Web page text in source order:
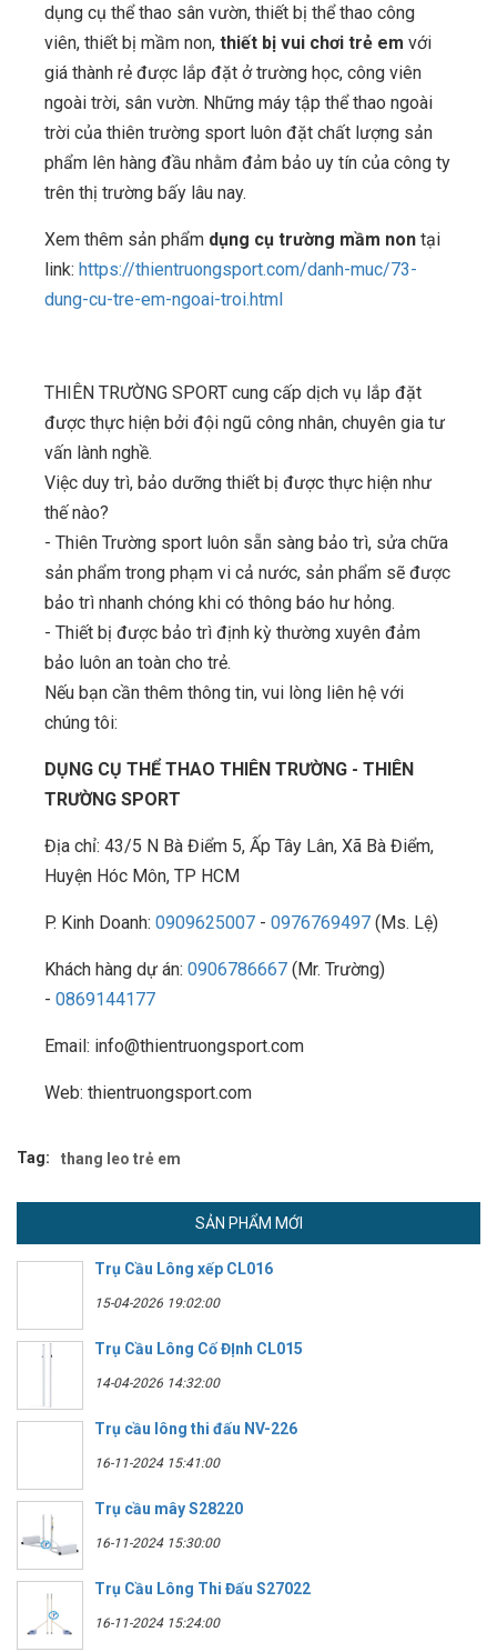
dụng cụ thể thao sân vườn, thiết bị thể thao công
viên, thiết bị mầm non, thiết bị vui chơi trẻ em với
giá thành rẻ được lắp đặt ở trường học, công viên
ngoài trời, sân vườn. Những máy tập thể thao ngoài
trời của thiên trường sport luôn đặt chất lượng sản
phẩm lên hàng đầu nhằm đảm bảo uy tín của công ty
trên thị trường bấy lâu nay.
Xem thêm sản phẩm dụng cụ trường mầm non tại
link: https://thientruongsport.com/danh-muc/73-
dung-cu-tre-em-ngoai-troi.html
THIÊN TRƯỜNG SPORT cung cấp dịch vụ lắp đặt
được thực hiện bởi đội ngũ công nhân, chuyên gia tư
vấn lành nghề.
Việc duy trì, bảo dưỡng thiết bị được thực hiện như
thế nào?
- Thiên Trường sport luôn sẵn sàng bảo trì, sửa chữa
sản phẩm trong phạm vi cả nước, sản phẩm sẽ được
bảo trì nhanh chóng khi có thông báo hư hỏng.
- Thiết bị được bảo trì định kỳ thường xuyên đảm
bảo luôn an toàn cho trẻ.
Nếu bạn cần thêm thông tin, vui lòng liên hệ với
chúng tôi:
DỤNG CỤ THỂ THAO THIÊN TRƯỜNG - THIÊN
TRƯỜNG SPORT
Địa chỉ: 43/5 N Bà Điểm 5, Ấp Tây Lân, Xã Bà Điểm,
Huyện Hóc Môn, TP HCM
P. Kinh Doanh: 0909625007 - 0976769497 (Ms. Lệ)
Khách hàng dự án: 0906786667 (Mr. Trường)
- 0869144177
Email: info@thientruongsport.com
Web: thientruongsport.com
Tag: thang leo trẻ em
SẢN PHẨM MỚI
Trụ Cầu Lông xếp CL016
15-04-2026 19:02:00
Trụ Cầu Lông Cố ĐỊnh CL015
14-04-2026 14:32:00
Trụ cầu lông thi đấu NV-226
16-11-2024 15:41:00
Trụ cầu mây S28220
16-11-2024 15:30:00
Trụ Cầu Lông Thi Đấu S27022
16-11-2024 15:24:00